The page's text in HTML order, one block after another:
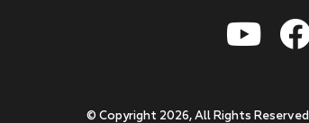
© Copyright 2026, All Rights